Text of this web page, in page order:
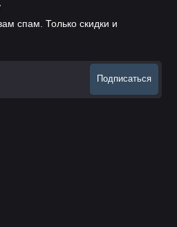
спам. Только скидки и
Подписаться